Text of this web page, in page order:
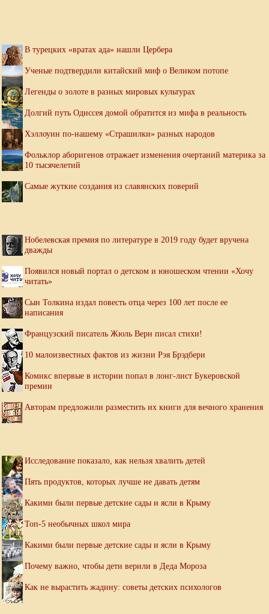
В турецких «вратах ада» нашли Цербера
Ученые подтвердили китайский миф о Великом потопе
Легенды о золоте в разных мировых культурах
Долгий путь Одиссея домой обратится из мифа в реальность
Хэллоуин по-нашему «Страшилки» разных народов
Фольклор аборигенов отражает изменения очертаний материка за
10 тысячелетий
Самые жуткие создания из славянских поверий
Нобелевская премия по литературе в 2019 году будет вручена
дважды
Появился новый портал о детском и юношеском чтении «Хочу
читать»
Сын Толкина издал повесть отца через 100 лет после ее
написания
Французский писатель Жюль Верн писал стихи!
10 малоизвестных фактов из жизни Рэя Брэдбери
Комикс впервые в истории попал в лонг-лист Букеровской
премии
Авторам предложили разместить их книги для вечного хранения
Исследование показало, как нельзя хвалить детей
Пять продуктов, которых лучше не давать детям
Какими были первые детские сады и ясли в Крыму
Топ-5 необычных школ мира
Какими были первые детские сады и ясли в Крыму
Почему важно, чтобы дети верили в Деда Мороза
Как не вырастить жадину: советы детских психологов